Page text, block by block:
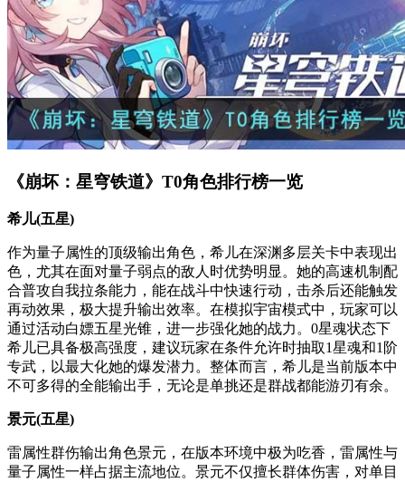
《崩坏：星穹铁道》T0角色排行榜一览
希儿(五星)
作为量子属性的顶级输出角色，希儿在深渊多层关卡中表现出
色，尤其在面对量子弱点的敌人时优势明显。她的高速机制配
合普攻自我拉条能力，能在战斗中快速行动，击杀后还能触发
再动效果，极大提升输出效率。在模拟宇宙模式中，玩家可以
通过活动白嫖五星光锥，进一步强化她的战力。0星魂状态下
希儿已具备极高强度，建议玩家在条件允许时抽取1星魂和1阶
专武，以最大化她的爆发潜力。整体而言，希儿是当前版本中
不可多得的全能输出手，无论是单挑还是群战都能游刃有余。
景元(五星)
雷属性群伤输出角色景元，在版本环境中极为吃香，雷属性与
量子属性一样占据主流地位。景元不仅擅长群体伤害，对单目